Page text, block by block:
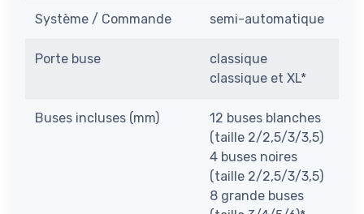
Système / Commande semi-automatique
Porte buse
classique
classique et XL*
Buses incluses (mm)
12 buses blanches
(taille 2/2,5/3/3,5)
4 buses noires
(taille 2/2,5/3/3,5)
8 grande buses